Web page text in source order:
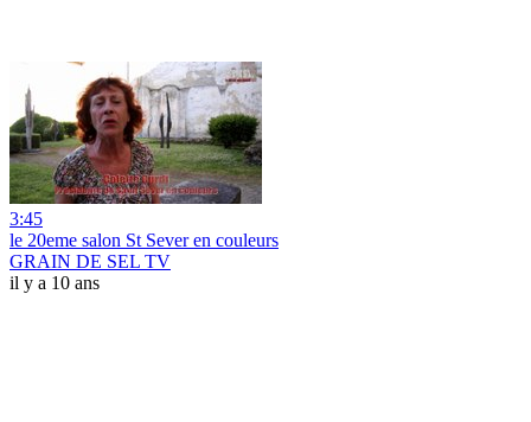
3:45
le 20eme salon St Sever en couleurs
GRAIN DE SEL TV
il y a 10 ans